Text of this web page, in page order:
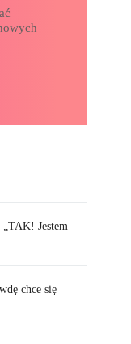
Jestem
chce się